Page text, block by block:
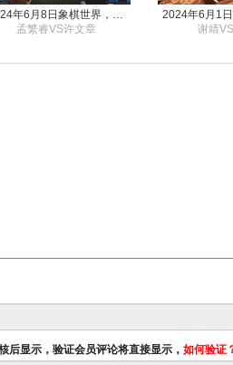
2024年6月8日象棋世界，刘君、蒋川讲解了第九届杨官璘杯全国象棋公开赛孟繁睿与许文章的对局
孟繁睿VS许文章
谢靖
后显示，验证会员评论将直接显示， 如何验证